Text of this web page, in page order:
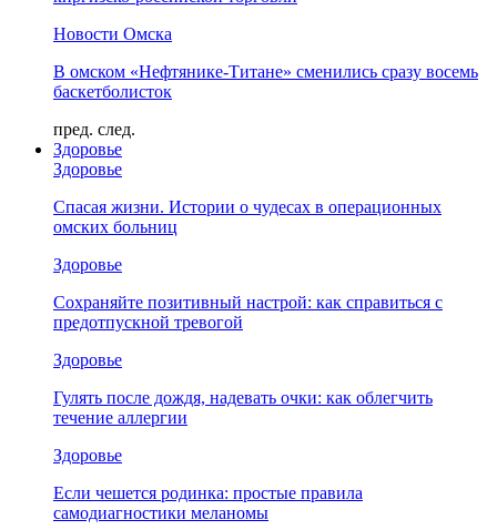
Новости Омска
В омском «Нефтянике-Титане» сменились сразу восемь
баскетболисток
пред. след.
Здоровье
Здоровье
Спасая жизни. Истории о чудесах в операционных
омских больниц
Здоровье
Сохраняйте позитивный настрой: как справиться с
предотпускной тревогой
Здоровье
Гулять после дождя, надевать очки: как облегчить
течение аллергии
Здоровье
Если чешется родинка: простые правила
самодиагностики меланомы